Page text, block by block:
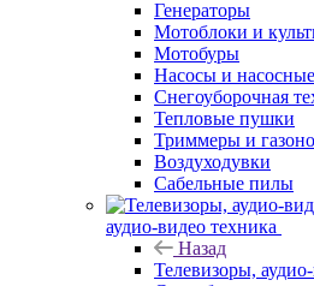
Генераторы
Мотоблоки и
Мотобуры
Насосы и
Снегоуборочная
Тепловые пушки
Триммеры и
Воздуходувки
Сабельные пилы
аудио-видео техника
Назад
Телевизоры,